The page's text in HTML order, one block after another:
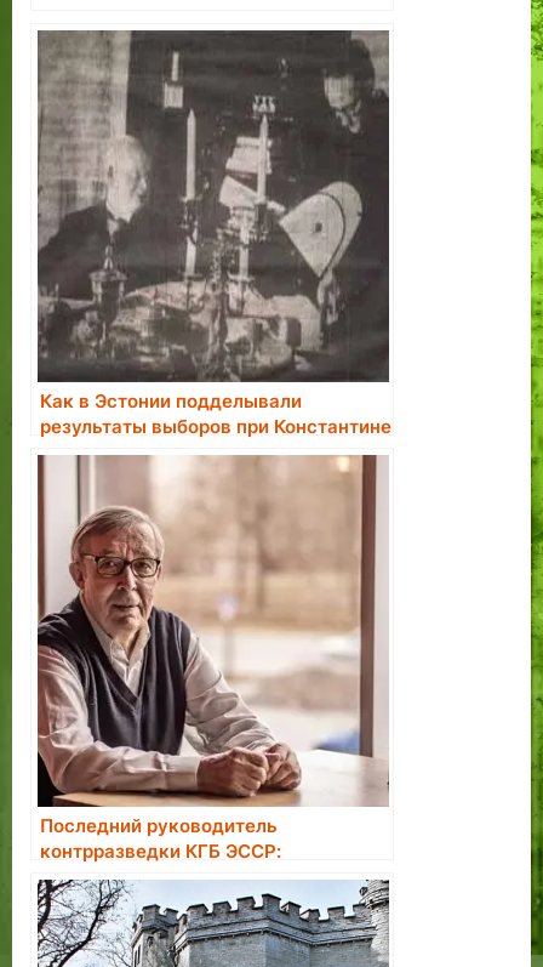
Как в Эстонии подделывали
результаты выборов при Константине
Пятсе.
Последний руководитель
контрразведки КГБ ЭССР:
большинство завербованных в
агенты считали это большой честью